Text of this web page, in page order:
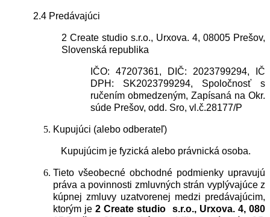
2.4 Predávajúci
2 Create studio s.r.o., Urxova. 4, 08005 Prešov,
Slovenská republika
IČO: 47207361, DIČ: 2023799294, IČ
DPH : SK2023799294, Spoločnosť s
ručením obmedzeným, Zapísaná na Okr.
súde Prešov, odd. Sro, vl.č.28177/P
Kupujúci (alebo odberateľ)
Kupujúcim je fyzická alebo právnická osoba.
Tieto všeobecné obchodné podmienky upravujú
práva a povinnosti zmluvných strán vyplývajúce z
kúpnej zmluvy uzatvorenej medzi predávajúcim,
ktorým je2 Create studio s.r.o., Urxova. 4, 080